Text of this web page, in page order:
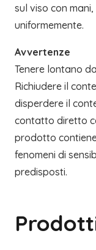
sul viso con
uniformemente.
Avvertenze
Tenere lontano
Richiudere il
disperdere il
contatto diretto
prodotto
fenomeni di
predisposti.